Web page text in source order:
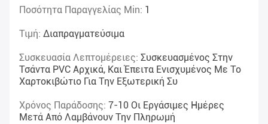
Ποσότητα Παραγγελίας Min: 1
Τιμή: Διαπραγματεύσιμα
Συσκευασία Λεπτομέρειες: Συσκευασμένος Στην
Τσάντα PVC Αρχικά, Και Έπειτα Ενισχυμένος Με Το
Χαρτοκιβώτιο Για Την Εξωτερική Συ
Χρόνος Παράδοσης: 7-10 Οι Εργάσιμες Ημέρες
Μετά Από Λαμβάνουν Την Πληρωμή